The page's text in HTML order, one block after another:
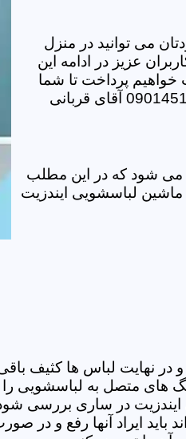
می توانید در منزل
عزیز در ادامه این
خواهیم پرداخت تا شما
می شود که در این مطلب
ماشین لباسشویی ایندزیت
نهایت لباس ها کثیف
های متصل به لباسشویی
در ساری بررسی
ایراد آنها رفع و در